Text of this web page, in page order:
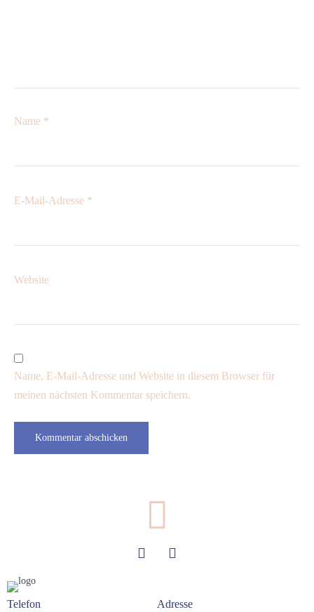
Name *
E-Mail-Adresse *
Website
Name, E-Mail-Adresse und Website in diesem Browser für
meinen nächsten Kommentar speichern.
Telefon Adresse